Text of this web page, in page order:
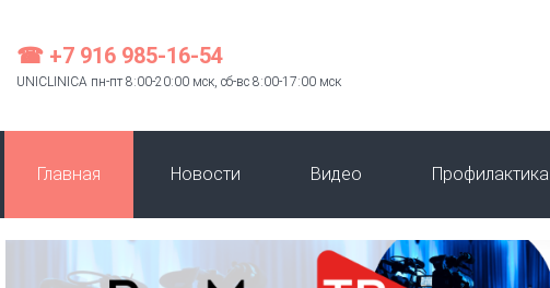
☎ +7 916 985-16-54
UNICLINICA пн-пт 8:00-20:00 мск, сб-вс 8:00-17:00 мск
Главная Новости Видео Профилактика